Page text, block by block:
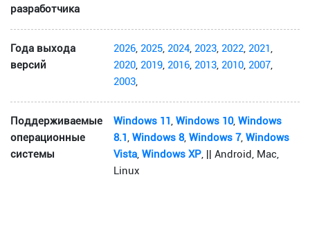
разработчика
Года выхода
версий
2026, 2025, 2024, 2023, 2022, 2021,
2020, 2019, 2016, 2013, 2010, 2007,
2003,
Поддерживаемые
операционные
системы
Windows 11,Windows 10,Windows
8.1,Windows 8,Windows 7,Windows
Vista,Windows XP, || Android, Mac,
Linux